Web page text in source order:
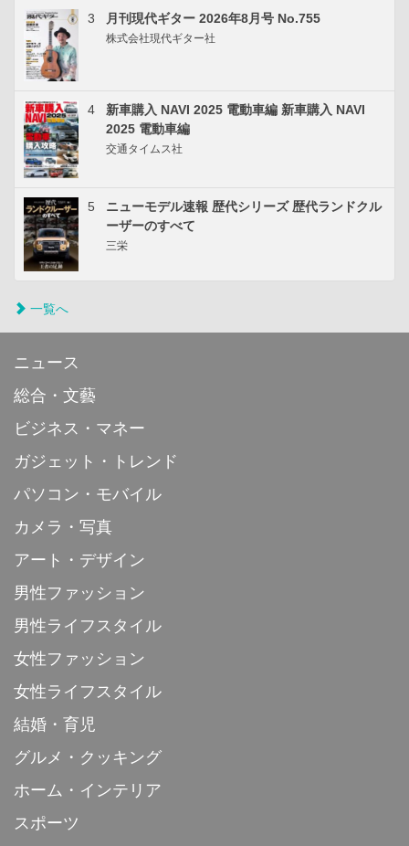
3 月刊現代ギター 2026年8月号 No.755
株式会社現代ギター社
4
新車購入 NAVI 2025 電動車編 新車購入 NAVI
2025 電動車編
交通タイムス社
5
ニューモデル速報 歴代シリーズ 歴代ランドクル
ーザーのすべて
三栄
一覧へ
ニュース
総合・文藝
ビジネス・マネー
ガジェット・トレンド
パソコン・モバイル
カメラ・写真
アート・デザイン
男性ファッション
男性ライフスタイル
女性ファッション
女性ライフスタイル
結婚・育児
グルメ・クッキング
ホーム・インテリア
スポーツ